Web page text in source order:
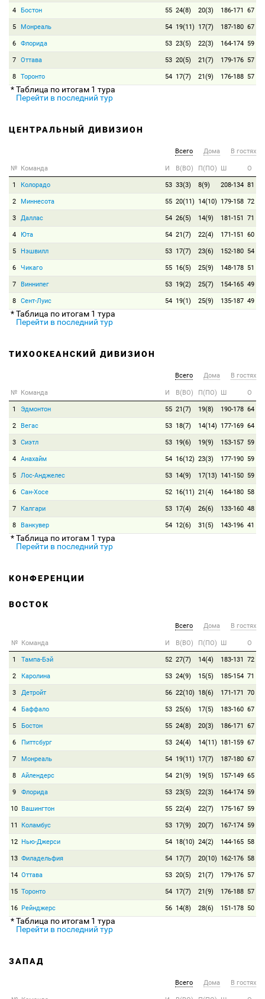
4 Бостон 55 24(8) 20(3) 186-171 67
5 Монреаль 54 19(11) 17(7) 187-180 67
6 Флорида 53 23(5) 22(3) 164-174 59
7 Оттава 53 20(5) 21(7) 179-176 57
8 Торонто 54 17(7) 21(9) 176-188 57
* Таблица по итогам 1 тура
Перейти в последний тур
ЦЕНТРАЛЬНЫЙ ДИВИЗИОН
Всего Дома В гостях
№ Команда И В(ВО) П(ПО) Ш О
1 Колорадо 53 33(3) 8(9) 208-134 81
2 Миннесота 55 20(11) 14(10) 179-158 72
3 Даллас 54 26(5) 14(9) 181-151 71
4 Юта 54 21(7) 22(4) 171-151 60
5 Нэшвилл 53 17(7) 23(6) 152-180 54
6 Чикаго 55 16(5) 25(9) 148-178 51
7 Виннипег 53 19(2) 25(7) 154-165 49
8 Сент-Луис 54 19(1) 25(9) 135-187 49
* Таблица по итогам 1 тура
Перейти в последний тур
ТИХООКЕАНСКИЙ ДИВИЗИОН
Всего Дома В гостях
№ Команда И В(ВО) П(ПО) Ш О
1 Эдмонтон 55 21(7) 19(8) 190-178 64
2 Вегас 53 18(7) 14(14) 177-169 64
3 Сиэтл 53 19(6) 19(9) 153-157 59
4 Анахайм 54 16(12) 23(3) 177-190 59
5 Лос-Анджелес 53 14(9) 17(13) 141-150 59
6 Сан-Хосе 52 16(11) 21(4) 164-180 58
7 Калгари 53 17(4) 26(6) 133-160 48
8 Ванкувер 54 12(6) 31(5) 143-196 41
* Таблица по итогам 1 тура
Перейти в последний тур
КОНФЕРЕНЦИИ
ВОСТОК
Всего Дома В гостях
№ Команда И В(ВО) П(ПО) Ш О
1 Тампа-Бэй 52 27(7) 14(4) 183-131 72
2 Каролина 53 24(9) 15(5) 185-154 71
3 Детройт 56 22(10) 18(6) 171-171 70
4 Баффало 53 25(6) 17(5) 183-160 67
5 Бостон 55 24(8) 20(3) 186-171 67
6 Питтсбург 53 24(4) 14(11) 181-159 67
7 Монреаль 54 19(11) 17(7) 187-180 67
8 Айлендерс 54 21(9) 19(5) 157-149 65
9 Флорида 53 23(5) 22(3) 164-174 59
10 Вашингтон 55 22(4) 22(7) 175-167 59
11 Коламбус 53 17(9) 20(7) 167-174 59
12 Нью-Джерси 54 18(10) 24(2) 144-165 58
13 Филадельфия 54 17(7) 20(10) 162-176 58
14 Оттава 53 20(5) 21(7) 179-176 57
15 Торонто 54 17(7) 21(9) 176-188 57
16 Рейнджерс 56 14(8) 28(6) 151-178 50
* Таблица по итогам 1 тура
Перейти в последний тур
ЗАПАД
Всего Дома В гостях